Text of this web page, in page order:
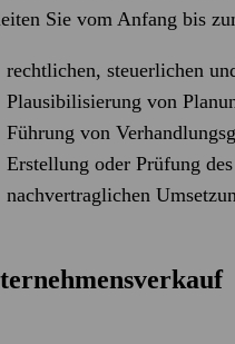
Sie vom Anfang bis
rechtlichen, steuerlichen
Plausibilisierung von
Führung von
Erstellung oder Prüfung
nachvertraglichen